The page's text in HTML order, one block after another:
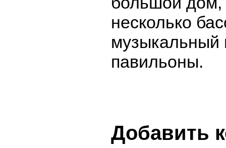
несколько
музыкальный
павильоны.
Добавить